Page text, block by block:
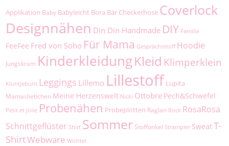
Applikation Baby Babyleicht Bora Bär Checkerhose Coverlock
Designnähen Din Din Handmade DIY Familie
FeeFee Fred von Soho Für Mama Gesprächsstoff Hoodie
Jungskram KinderkleidungKleid Klimperklein
Kluntjebunt Leggings Lillemo Lillestoff Lupita
Mamasliebchen Meine Herzenswelt Nicki Ottobre Pech&Schwefel
Petit et Jolie Probenähen Probeplotten Raglan Rock RosaRosa
Schnittgeflüster Shirt Sommer Stoffonkel Strampler SweatT-
ShirtWebware Wichtel